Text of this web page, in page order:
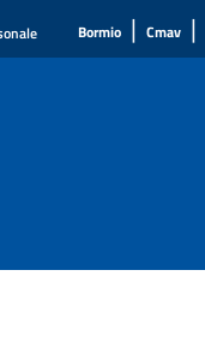
Bormio | Cmav |